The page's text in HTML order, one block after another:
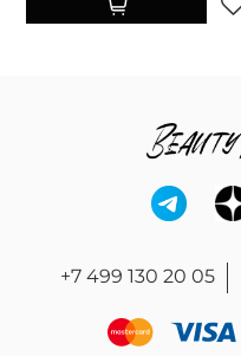
+7 499 130 20 05